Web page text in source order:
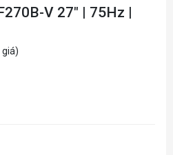
V 27" | 75Hz |